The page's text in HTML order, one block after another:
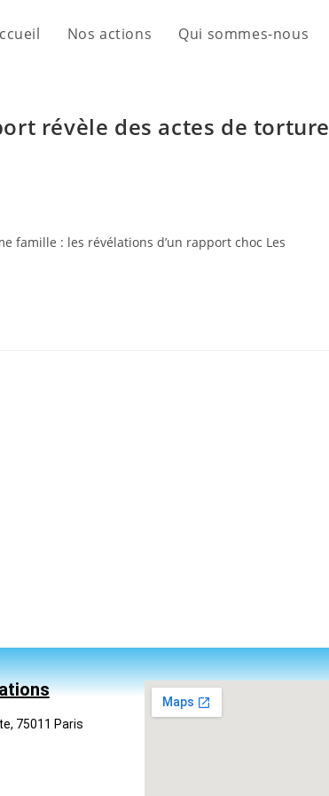
Nos actions Qui sommes-nous
révèle des actes de torture
famille : les révélations d’un rapport choc Les
75011 Paris